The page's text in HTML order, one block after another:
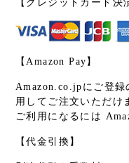
【クレジットカード決
【Amazon Pay】
Amazon.co.jpにご登録
用してご注文いただけ
ご利用になるには
【代金引換】